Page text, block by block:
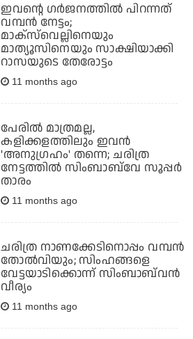
ഇവന്റെ ഗര്‍ജനത്തില്‍ പിറന്നത്
വമ്പന്‍ നേട്ടം;
മാക്‌സ്‌വെല്ലിനെയും
മാത്യൂസിനെയും സാക്ഷിയാക്കി
റാസയുടെ തേരോട്ടം
11 months ago
പേരില്‍ മാത്രമല്ല,
കളിക്കളത്തിലും ഇവന്‍
'അനുഗ്രഹം' തന്നെ; ചരിത്ര
നേട്ടത്തില്‍ സിംബാബ്‌വേ സൂപ്പര്‍
താരം
11 months ago
ചരിത്ര നാണക്കേടിനൊപ്പം വമ്പന്‍
തോല്‍വിയും; സിംഹങ്ങളെ
വേട്ടയാടിക്കൊന്ന് സിംബാബ്‌വന്‍
വീര്യം
11 months ago